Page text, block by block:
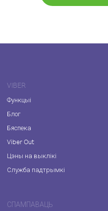
VIBER
Функцыі
Блог
Бяспека
Viber Out
Цэны на выклікі
Служба падтрымкі
СПАМПАВАЦЬ